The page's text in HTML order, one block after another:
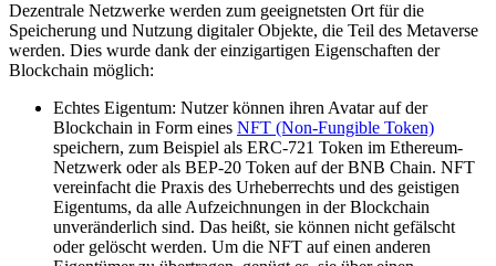
Dezentrale Netzwerke werden zum geeignetsten Ort für die
Speicherung und Nutzung digitaler Objekte, die Teil des Metaverse
werden. Dies wurde dank der einzigartigen Eigenschaften der
Blockchain möglich:
Echtes Eigentum: Nutzer können ihren Avatar auf der
Blockchain in Form eines NFT (Non-Fungible Token)
speichern, zum Beispiel als ERC-721 Token im Ethereum-
Netzwerk oder als BEP-20 Token auf der BNB Chain. NFT
vereinfacht die Praxis des Urheberrechts und des geistigen
Eigentums, da alle Aufzeichnungen in der Blockchain
unveränderlich sind. Das heißt, sie können nicht gefälscht
oder gelöscht werden. Um die NFT auf einen anderen